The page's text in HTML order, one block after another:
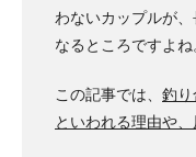
わないカップルが
なるところですよね
この記事では、 釣り
といわれる理由や